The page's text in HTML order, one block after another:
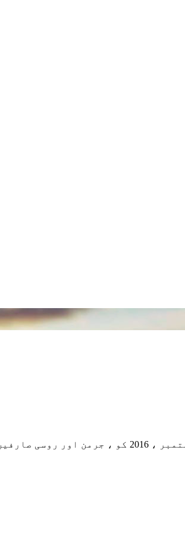
جرمن اور روسی صارفین ہماری کمپنی میں رہنمائی کے لئے آئے اور انہوں نے مصنوعات کے معیار پر اطمینان کا اظہار کیا